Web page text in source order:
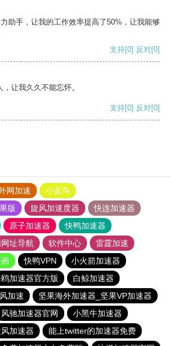
助手，让我的工作效率提高了50%，让我能够
支持[0] 反对[0]
让我久久不能忘怀。
支持[0] 反对[0]
网加速
小蓝鸟
版
旋风加速度器
快连加速器
原子加速器
快鸭加速器
址导航 软件中心
雷霆加速
快鸭VPN
小火箭加速器
加速器官方版
白鲸加速器
加速
坚果海外加速器_坚果VP加速器
风驰加速器官网
小黑牛加速器
加速器
能上twitter的加速器免费